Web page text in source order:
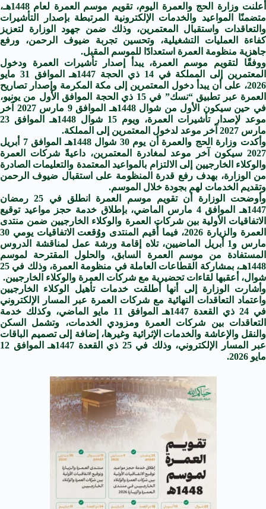
‎أعلنت وزارة الحج والعمرة اليوم، تقويم موسم العمرة لعام 1448هـ،
متضمنًا المواعيد والخدمات الإلكترونية المرتبطة بإصدار التأشيرات
والتعاقدات واستقبال المعتمرين، وذلك ضمن جهود الوزارة لتعزيز
كفاءة العمليات التشغيلية، وتحسين تجربة ضيوف الرحمن، ورفع
جاهزية منظومة العمرة استعدادًا للموسم المقبل.
ووفقًا لتقويم موسم العمرة، يبدأ إصدار تأشيرات العمرة ودخول
المعتمرين إلى المملكة في 14 ذي الحجة 1447هـ الموافق 31 مايو
2026، على أن يبدأ دخول المعتمرين إلى مكة المكرمة وإصدار تصاريح
العمرة عبر تطبيق “نسك” في 15 ذي الحجة الموافق الأول من يونيو،
في حين سيكون الأول من شوال 1448هـ الموافق 9 مارس 2027 آخر
موعد لإصدار تأشيرات العمرة، ويوم 15 شوال 1448هـ الموافق 23
مارس 2027 آخر موعد لدخول المعتمرين إلى المملكة.
وأكدت وزارة الحج والعمرة أن يوم 30 شوال 1448هـ الموافق 7 أبريل
2027 سيكون آخر موعد لمغادرة المعتمرين، داعيةً شركات العمرة
والوكلاء الخارجيين إلى الالتزام بالمواعيد المعتمدة والتعليمات الصادرة
من الوزارة، بهدف رفع قدرة المنظومة على استقبال ضيوف الرحمن
وتقديم الخدمات لهم بجودة خلال الموسم.
وأوضحت الوزارة أن تقويم موسم العمرة انطلق في 25 رمضان
1447هـ الموافق 4 مارس الماضي، بإطلاق خدمة حجز مواعيد توقيع
الاتفاقيات الأولية بين شركات العمرة والوكلاء الخارجيين ضمن منتدى
العمرة والزيارة 2026، فيما أُقيم المنتدى ووُقعت الاتفاقيات يومي 30
مارس و1 أبريل الماضيين، تلاه إقامة ورشة عمل لمناقشة الدروس
المستفادة من موسم العمرة السابق، والحلول المقترحة لموسم
1448هـ، بمشاركة القطاعات العاملة في منظومة العمرة، وذلك في 25
شوال، أعقبها لقاءات تحضيرية مع شركات العمرة والوكلاء الخارجيين.
وأشارت الوزارة إلى أنها أطلقت خدمات تأهيل الوكلاء الخارجيين
واعتماد التعاقدات النهائية مع شركات العمرة عبر المسار الإلكتروني
في 24 ذي القعدة 1447هـ الموافق 11 مايو الماضي، وكذلك خدمة
التعاقدات بين شركات العمرة ومزودي الخدمات، وتشمل السكن
والنقل والإعاشة والخدمات الإثرائية وغيرها، إضافة إلى تصميم الباقات
عبر المسار الإلكتروني، وذلك في 25 ذي القعدة 1447هـ الموافق 12
مايو 2026.